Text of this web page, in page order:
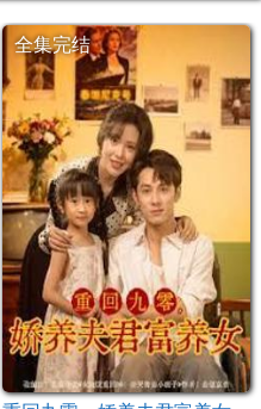
全集完结